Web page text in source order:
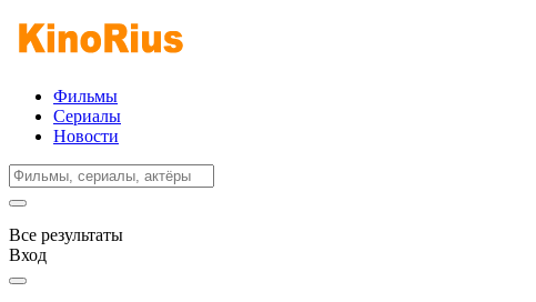
Фильмы
Сериалы
Новости
Все результаты
Вход